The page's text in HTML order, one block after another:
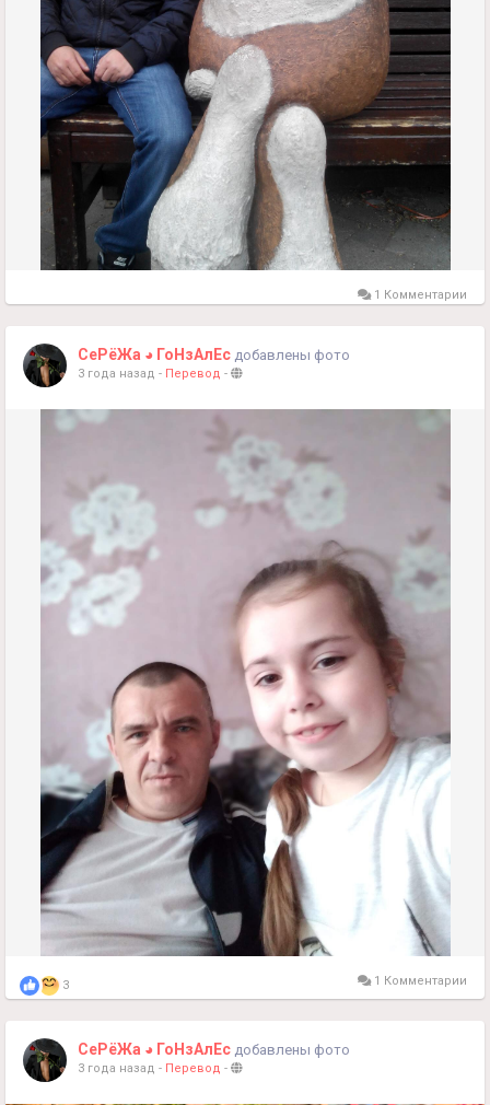
1 Комментарии
СеРёЖа ◕ ГоНзАлЕс добавлены фото
3 года назад - Перевод -
3 1 Комментарии
СеРёЖа ◕ ГоНзАлЕс добавлены фото
3 года назад - Перевод -